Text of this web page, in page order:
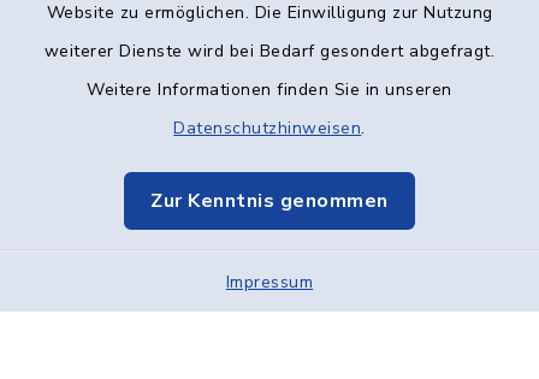
Website zu ermöglichen. Die Einwilligung zur Nutzung
weiterer Dienste wird bei Bedarf gesondert abgefragt.
Weitere Informationen finden Sie in unseren
Datenschutzhinweisen.
Zur Kenntnis genommen
Impressum
Datenschutz
Elektronische Kommunikation
Sitemap